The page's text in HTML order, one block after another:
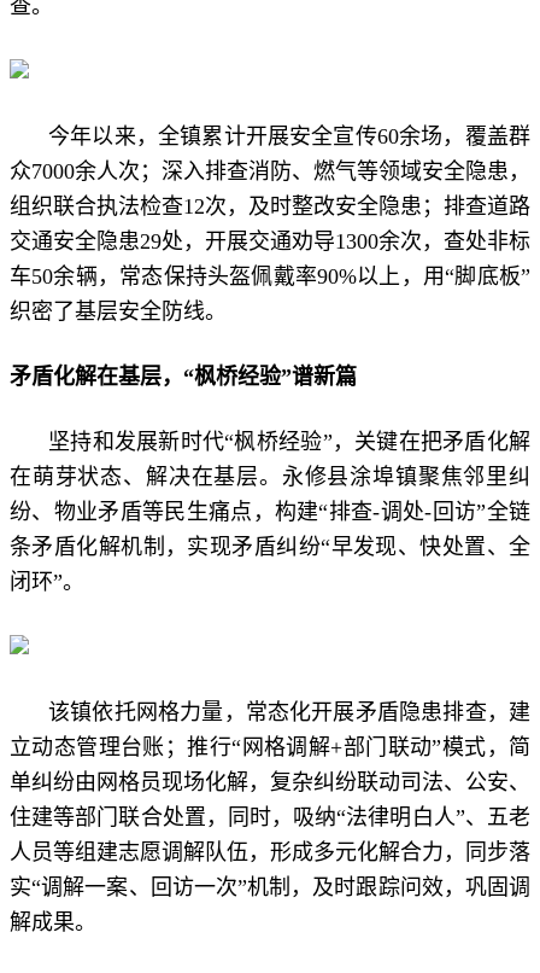
查。
今年以来，全镇累计开展安全宣传60余场，覆盖群
众7000余人次；深入排查消防、燃气等领域安全隐患，
组织联合执法检查12次，及时整改安全隐患；排查道路
交通安全隐患29处，开展交通劝导1300余次，查处非标
车50余辆，常态保持头盔佩戴率90%以上，用“脚底板”
织密了基层安全防线。
矛盾化解在基层，“枫桥经验”谱新篇
坚持和发展新时代“枫桥经验”，关键在把矛盾化解
在萌芽状态、解决在基层。永修县涂埠镇聚焦邻里纠
纷、物业矛盾等民生痛点，构建“排查-调处-回访”全链
条矛盾化解机制，实现矛盾纠纷“早发现、快处置、全
闭环”。
该镇依托网格力量，常态化开展矛盾隐患排查，建
立动态管理台账；推行“网格调解+部门联动”模式，简
单纠纷由网格员现场化解，复杂纠纷联动司法、公安、
住建等部门联合处置，同时，吸纳“法律明白人”、五老
人员等组建志愿调解队伍，形成多元化解合力，同步落
实“调解一案、回访一次”机制，及时跟踪问效，巩固调
解成果。